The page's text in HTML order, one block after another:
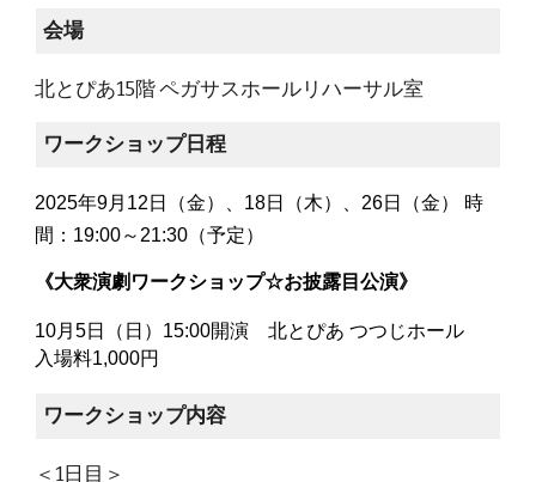
会場
北とぴあ15階 ペガサスホールリハーサル室
ワークショップ日程
2025年9月 12 日（金）、 18日（木）、 26日（金） 時
間：19:00～21:30（予定）
《大衆演劇ワークショップ☆お披露目公演》
10月5日（ 日 ）15:00開演 北とぴあ つつじホール
入場料1,000円
ワークショップ内容
＜1日目＞